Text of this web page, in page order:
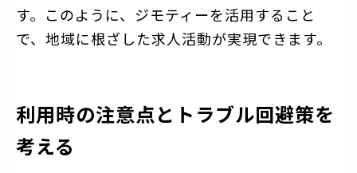
す。このように、ジモティーを活用すること
で、地域に根ざした求人活動が実現できます。
利用時の注意点とトラブル回避策を
考える